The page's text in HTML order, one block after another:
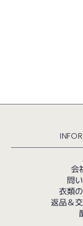
会
問
衣類
返品＆